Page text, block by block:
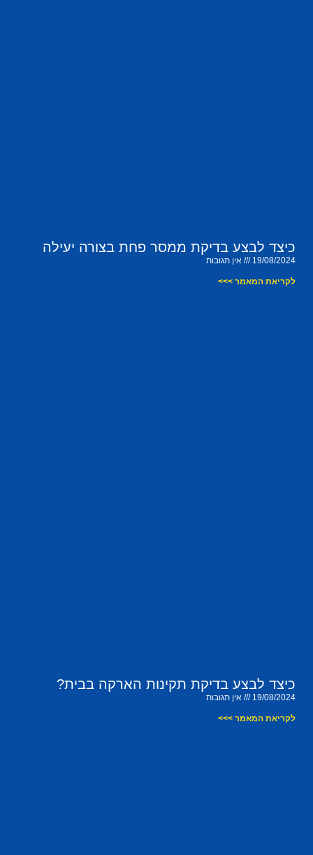
כיצד לבצע בדיקת ממסר פחת בצורה יעילה
19/08/2024 אין תגובות
לקריאת המאמר >>>
כיצד לבצע בדיקת תקינות הארקה בבית?
19/08/2024 אין תגובות
לקריאת המאמר >>>